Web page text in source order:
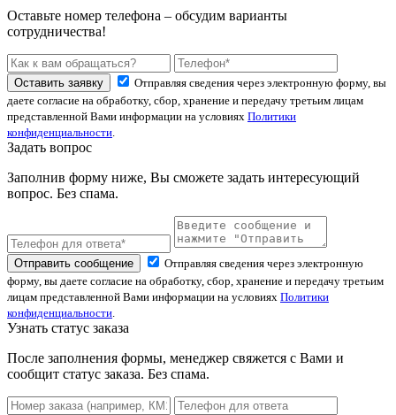
Оставьте номер телефона – обсудим варианты
сотрудничества!
Оставить заявку
Отправляя сведения через электронную форму, вы
даете согласие на обработку, сбор, хранение и передачу третьим лицам
представленной Вами информации на условиях Политики
конфиденциальности.
Задать вопрос
Заполнив форму ниже, Вы сможете задать интересующий
вопрос. Без спама.
Отправить сообщение
Отправляя сведения через электронную
форму, вы даете согласие на обработку, сбор, хранение и передачу третьим
лицам представленной Вами информации на условиях Политики
конфиденциальности.
Узнать статус заказа
После заполнения формы, менеджер свяжется с Вами и
сообщит статус заказа. Без спама.